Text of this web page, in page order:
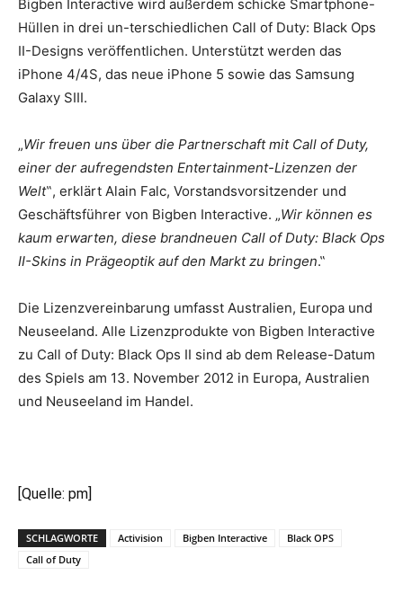
Bigben Interactive wird außerdem schicke Smartphone-
Hüllen in drei un-terschiedlichen Call of Duty: Black Ops
II-Designs veröffentlichen. Unterstützt werden das
iPhone 4/4S, das neue iPhone 5 sowie das Samsung
Galaxy SIII.
„Wir freuen uns über die Partnerschaft mit Call of Duty,
einer der aufregendsten Entertainment-Lizenzen der
Welt‟, erklärt Alain Falc, Vorstandsvorsitzender und
Geschäftsführer von Bigben Interactive. „Wir können es
kaum erwarten, diese brandneuen Call of Duty: Black Ops
II-Skins in Prägeoptik auf den Markt zu bringen.‟
Die Lizenzvereinbarung umfasst Australien, Europa und
Neuseeland. Alle Lizenzprodukte von Bigben Interactive
zu Call of Duty: Black Ops II sind ab dem Release-Datum
des Spiels am 13. November 2012 in Europa, Australien
und Neuseeland im Handel.
[Quelle: pm]
SCHLAGWORTE Activision Bigben Interactive
Black OPS
Call of Duty